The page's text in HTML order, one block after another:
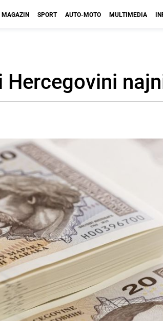
MAGAZIN SPORT AUTO-MOTO MULTIMEDIA